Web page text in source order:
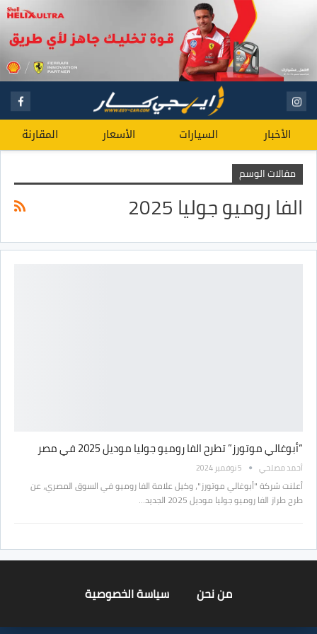
الأخبار السيارات الأسعار المقارنة
مقالات الوسم
الفا روميو جوليا 2025
“أبوغالي موتورز” تطرح الفا روميو جوليا موديل 2025 في مصر
أحمد مصلحي 5 نوفمبر 2024
أعلنت شركة "أبوغالي موتورز"، وكيل علامة الفا روميو في السوق المصري، عن
طرح طراز الفا روميو جوليا موديل 2025 الجديد…
من نحن سياسة الخصوصية